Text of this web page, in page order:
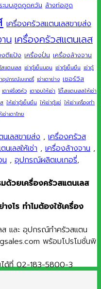
ะบบฮูดดูดควัน ล้างท่อฮูด
เครื่องครัวสแตนเลสขายส่ง
น เครื่องครัวสแตนเลส
งตีแป้ง เครื่องปั่น เครื่องล้างจาน
สแตนเลส เช่าตู้เย็นนอน เช่าตู้เย็นยืน เช่าตู้
าอุปกรณ์เบเกอรี่ เช่าเตาย่าง เซอร์วิส
เตาฝรั่ง6หัว เตาอบให้เช่า โต๊ะสแตนเลสให้เช่า
ให้เช่าตู้เย็นยืน ให้เช่าตู้แช่ ให้เช่าเครื่องทำ
เช่าเตาไทย
เลสขายส่ง , เครื่องครัวส
เลสให้เช่า , เครื่องล้างจาน ,
น , อุปกรณ์ผลิตเบเกอรี่,
ด้วยเครื่องครัวสแตนเลส
งไร ทำไมต้องใช้เครื่อง
ส และ อุปกรณ์ทำครัวสแตน
พร้อมโปรโมชั่นพิ
ได้ที่ 02-183-5800-3